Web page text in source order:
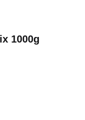
1000g